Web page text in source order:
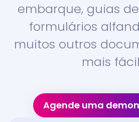
embarque, guias
formulários
muitos outros
mais
Agende uma